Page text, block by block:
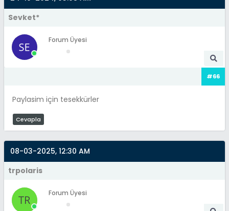
Sevket*
Forum Üyesi
#66
Paylasim için tesekkürler
Cevapla
08-03-2025, 12:30 AM
trpolaris
Forum Üyesi